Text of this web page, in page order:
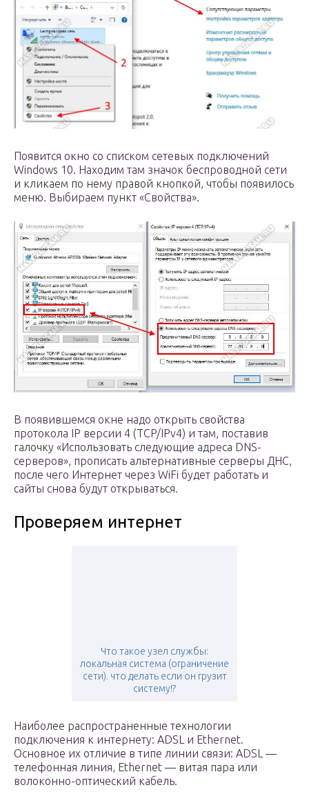
Появится окно со списком сетевых подключений
Windows 10. Находим там значок беспроводной сети
и кликаем по нему правой кнопкой, чтобы появилось
меню. Выбираем пункт «Свойства».
В появившемся окне надо открыть свойства
протокола IP версии 4 (TCP/IPv4) и там, поставив
галочку «Использовать следующие адреса DNS-
серверов», прописать альтернативные серверы ДНС,
после чего Интернет через WiFi будет работать и
сайты снова будут открываться.
Проверяем интернет
Что такое узел службы:
локальная система (ограничение
сети). что делать если он грузит
систему!?
Наиболее распространенные технологии
подключения к интернету: ADSL и Ethernet.
Основное их отличие в типе линии связи: ADSL —
телефонная линия, Ethernet — витая пара или
волоконно-оптический кабель.